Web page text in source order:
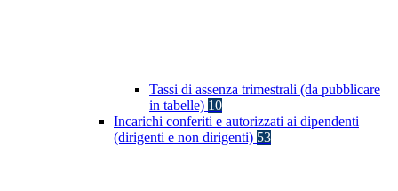
Tassi di assenza trimestrali (da pubblicare
in tabelle) 10
Incarichi conferiti e autorizzati ai dipendenti
(dirigenti e non dirigenti) 53